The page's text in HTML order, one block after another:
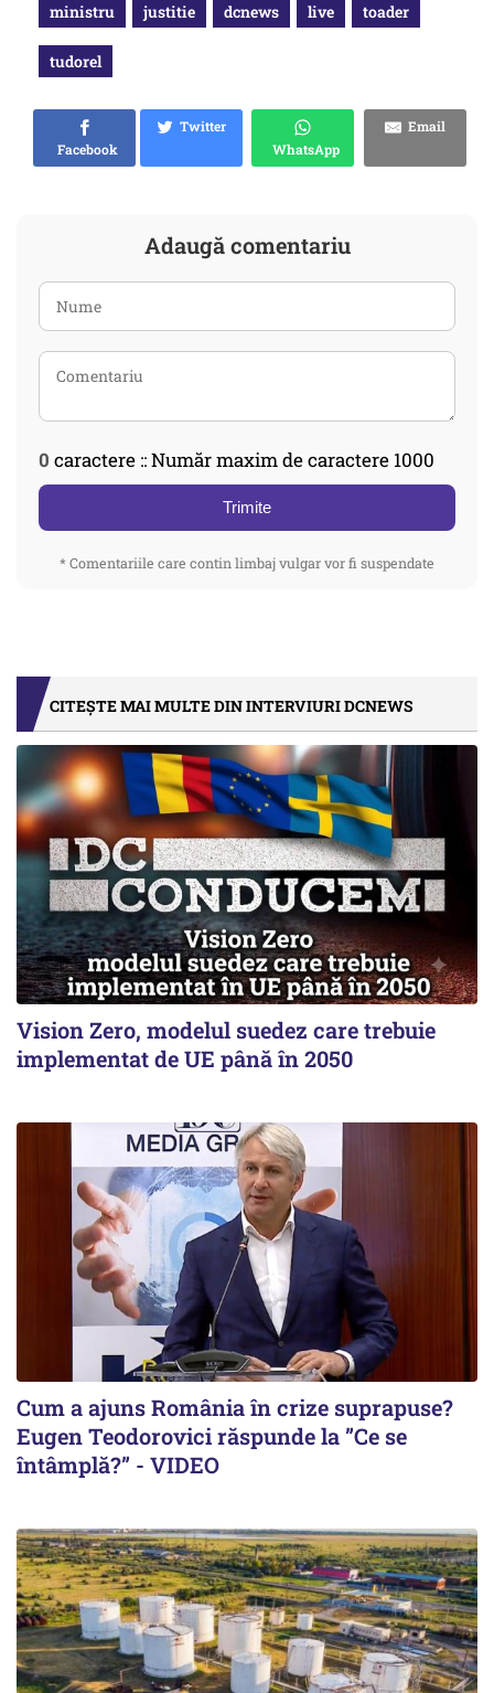
ministru justitie dcnews live toader
tudorel
Facebook
Twitter
WhatsApp
Email
Adaugă comentariu
0 caractere :: Număr maxim de caractere 1000
Trimite
* Comentariile care contin limbaj vulgar vor fi suspendate
CITEȘTE MAI MULTE DIN INTERVIURI DCNEWS
Vision Zero, modelul suedez care trebuie
implementat de UE până în 2050
Cum a ajuns România în crize suprapuse?
Eugen Teodorovici răspunde la ”Ce se
întâmplă?” - VIDEO